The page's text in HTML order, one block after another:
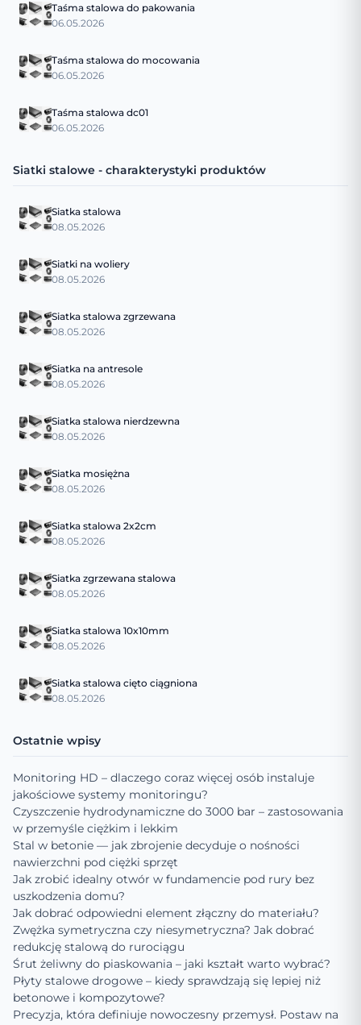
Taśma stalowa do pakowania
06.05.2026
Taśma stalowa do mocowania
06.05.2026
Taśma stalowa dc01
06.05.2026
Siatki stalowe - charakterystyki produktów
Siatka stalowa
08.05.2026
Siatki na woliery
08.05.2026
Siatka stalowa zgrzewana
08.05.2026
Siatka na antresole
08.05.2026
Siatka stalowa nierdzewna
08.05.2026
Siatka mosiężna
08.05.2026
Siatka stalowa 2x2cm
08.05.2026
Siatka zgrzewana stalowa
08.05.2026
Siatka stalowa 10x10mm
08.05.2026
Siatka stalowa cięto ciągniona
08.05.2026
Ostatnie wpisy
Monitoring HD – dlaczego coraz więcej osób instaluje
jakościowe systemy monitoringu?
Czyszczenie hydrodynamiczne do 3000 bar – zastosowania
w przemyśle ciężkim i lekkim
Stal w betonie — jak zbrojenie decyduje o nośności
nawierzchni pod ciężki sprzęt
Jak zrobić idealny otwór w fundamencie pod rury bez
uszkodzenia domu?
Jak dobrać odpowiedni element złączny do materiału?
Zwężka symetryczna czy niesymetryczna? Jak dobrać
redukcję stalową do rurociągu
Śrut żeliwny do piaskowania – jaki kształt warto wybrać?
Płyty stalowe drogowe – kiedy sprawdzają się lepiej niż
betonowe i kompozytowe?
Precyzja, która definiuje nowoczesny przemysł. Postaw na